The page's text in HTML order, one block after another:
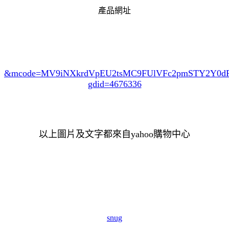
產品網址
gdid=4676336
以上圖片及文字都來自yahoo購物中心
snug